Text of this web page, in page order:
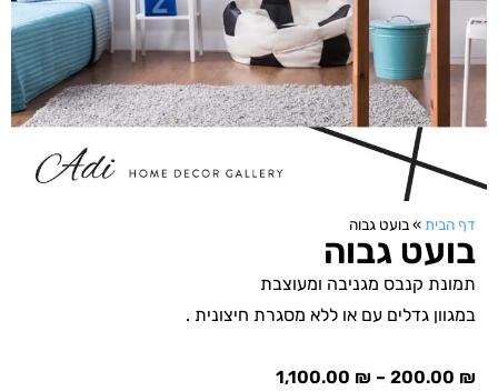
דף הבית »בועט גבוה
בועט גבוה
תמונת קנבס מגניבה ומעוצבת
במגוון גדלים עם או ללא מסגרת חיצונית .
200.00 ₪
–
1,100.00 ₪